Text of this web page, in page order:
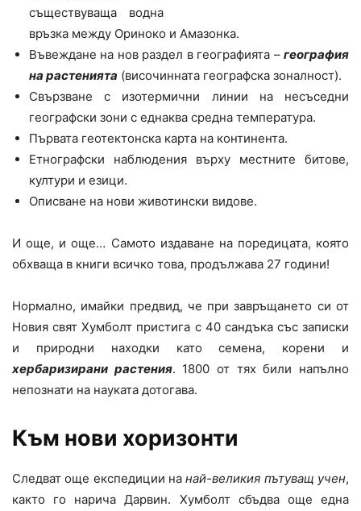
съществуваща водна
връзка между Ориноко и Амазонка.
Въвеждане на нов раздел в географията – география
на растенията (височинната географска зоналност).
Свързване с изотермични линии на несъседни
географски зони с еднаква средна температура.
Първата геотектонска карта на континента.
Етнографски наблюдения върху местните битове,
култури и езици.
Описване на нови животински видове.
И още, и още… Самото издаване на поредицата, която
обхваща в книги всичко това, продължава 27 години!
Нормално, имайки предвид, че при завръщането си от
Новия свят Хумболт пристига с 40 сандъка със записки
и природни находки като семена, корени и
хербаризирани растения. 1800 от тях били напълно
непознати на науката дотогава.
Към нови хоризонти
Следват още експедиции нанай-великия пътуващ учен,
както го нарича Дарвин. Хумболт сбъдва още една